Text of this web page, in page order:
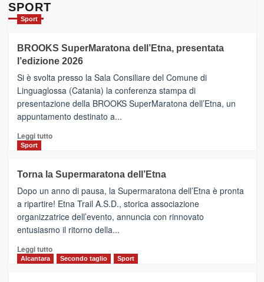
con
la
Al
via
i
collegamenti
SPORT
Sport
BROOKS SuperMaratona dell’Etna, presentata
l’edizione 2026
Si è svolta presso la Sala Consiliare del Comune di
Linguaglossa (Catania) la conferenza stampa di
presentazione della BROOKS SuperMaratona dell’Etna, un
appuntamento destinato a...
Leggi tuttoLeggi
BROOKS
SuperMaratona
dell’Etna,
presentata
l’edizione
2026
Sport
Torna la Supermaratona dell’Etna
Dopo un anno di pausa, la Supermaratona dell’Etna è pronta
a ripartire! Etna Trail A.S.D., storica associazione
organizzatrice dell’evento, annuncia con rinnovato
entusiasmo il ritorno della...
Leggi tuttoLeggi
Alcantara Secondo taglio Sport